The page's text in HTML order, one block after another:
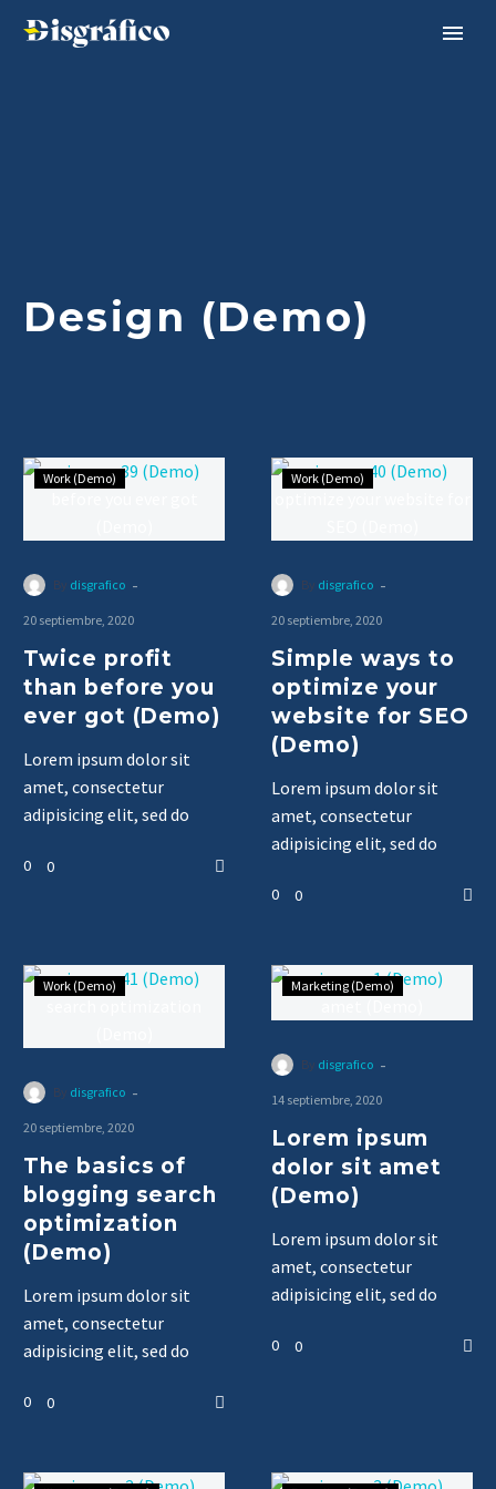
Design (Demo)
Work (Demo)
By disgrafico -
20 septiembre, 2020
Twice profit
than before you
ever got (Demo)
Lorem ipsum dolor sit
amet, consectetur
adipisicing elit, sed do
incididunt ut labore
0 0
Work (Demo)
By disgrafico -
20 septiembre, 2020
Simple ways to
optimize your
website for SEO
(Demo)
Lorem ipsum dolor sit
amet, consectetur
adipisicing elit, sed do
incididunt ut labore
0 0
Work (Demo)
By disgrafico -
20 septiembre, 2020
The basics of
blogging search
optimization
(Demo)
Lorem ipsum dolor sit
amet, consectetur
adipisicing elit, sed do
incididunt ut labore
0 0
Marketing (Demo)
By disgrafico -
14 septiembre, 2020
Lorem ipsum
dolor sit amet
(Demo)
Lorem ipsum dolor sit
amet, consectetur
adipisicing elit, sed do
incididunt ut labore et
0 0